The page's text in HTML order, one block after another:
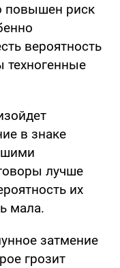
повышен риск
вероятность
техногенные
в знаке
лучше
их
мала.
затмение
грозит